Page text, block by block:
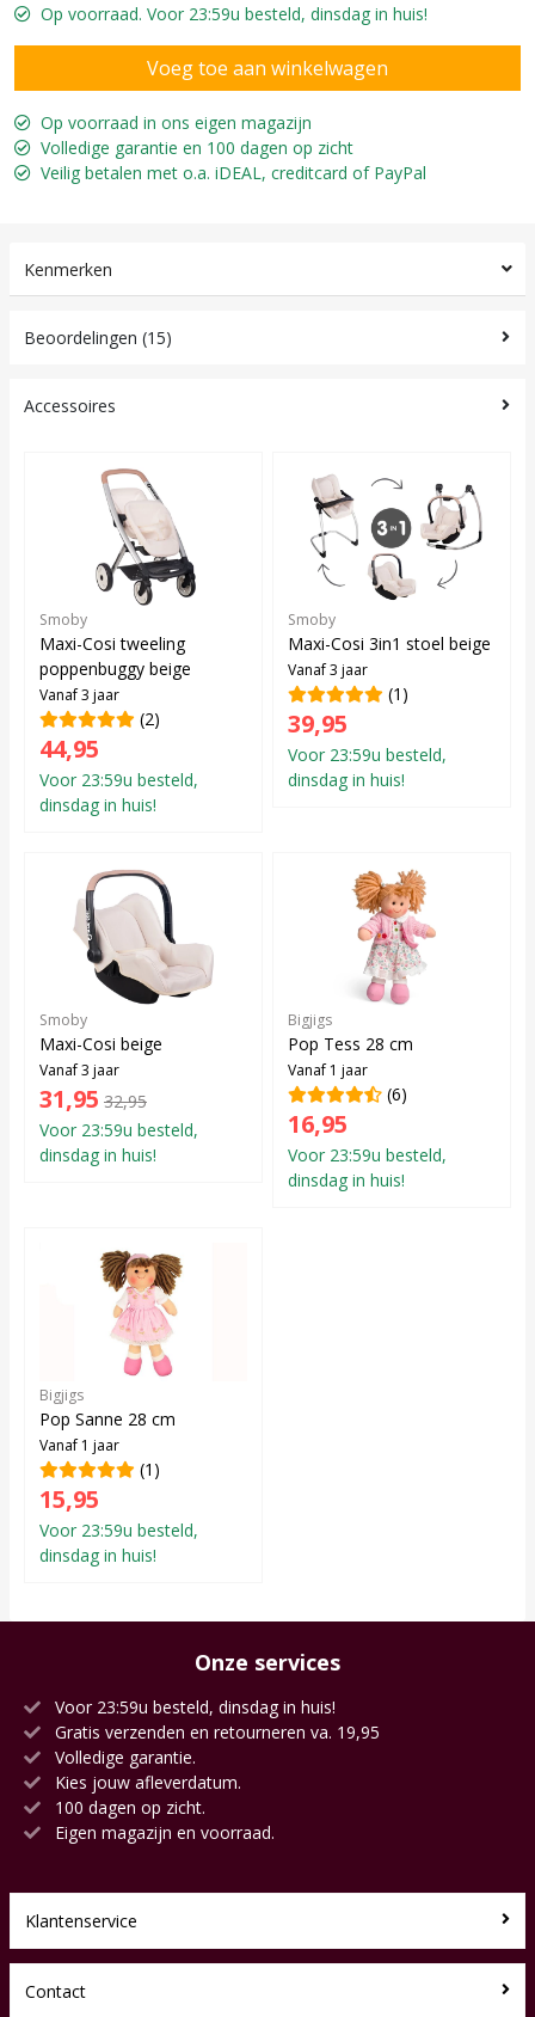
Op voorraad. Voor 23:59u besteld, dinsdag in huis!
Op voorraad in ons eigen magazijn
Volledige garantie en 100 dagen op zicht
Veilig betalen met o.a. iDEAL, creditcard of PayPal
Kenmerken
Beoordelingen (15)
Accessoires
Smoby
Maxi-Cosi tweeling
poppenbuggy beige
Vanaf 3 jaar
(2)
44,95
Voor 23:59u besteld,
dinsdag in huis!
Smoby
Maxi-Cosi 3in1 stoel beige
Vanaf 3 jaar
(1)
39,95
Voor 23:59u besteld,
dinsdag in huis!
Smoby
Maxi-Cosi beige
Vanaf 3 jaar
31,95 32,95
Voor 23:59u besteld,
dinsdag in huis!
Bigjigs
Pop Tess 28 cm
Vanaf 1 jaar
(6)
16,95
Voor 23:59u besteld,
dinsdag in huis!
Bigjigs
Pop Sanne 28 cm
Vanaf 1 jaar
(1)
15,95
Voor 23:59u besteld,
dinsdag in huis!
Onze services
Voor 23:59u besteld, dinsdag in huis!
Gratis verzenden en retourneren va. 19,95
Volledige garantie.
Kies jouw afleverdatum.
100 dagen op zicht.
Eigen magazijn en voorraad.
Klantenservice
Contact